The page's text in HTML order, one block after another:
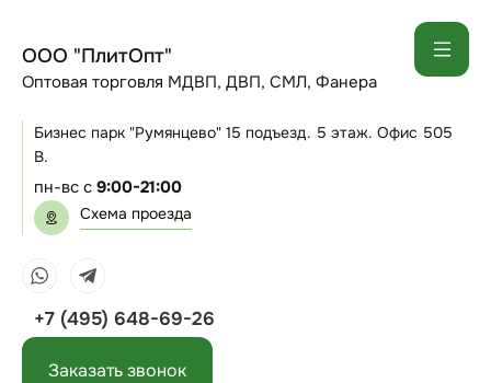
ООО "ПлитОпт"
Оптовая торговля МДВП, ДВП, СМЛ, Фанера
Схема проезда
пн-вс с 9:00-21:00
Бизнес парк "Румянцево" 15 подъезд. 5 этаж. Офис 505
В.
+7 (495) 648-69-26
Заказать звонок